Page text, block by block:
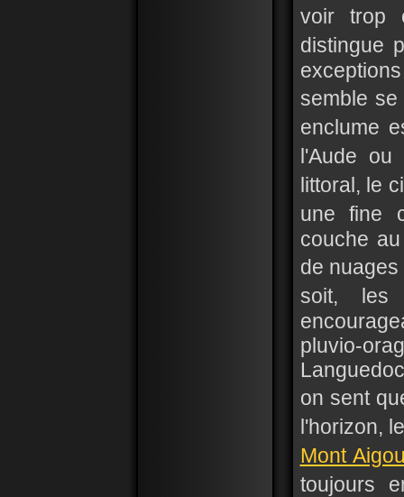
voir trop
distingue
semble
enclume
l'Aude
littoral, le
une fine
couche
de
soit, les
pluvio-
on sent
l'horizon,
Mont
toujours